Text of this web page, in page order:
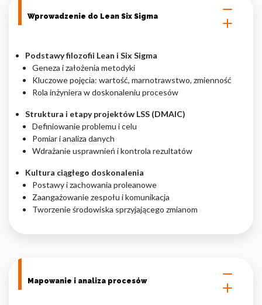
Wprowadzenie do Lean Six Sigma
Podstawy filozofii Lean i Six Sigma
Geneza i założenia metodyki
Kluczowe pojęcia: wartość, marnotrawstwo, zmienność
Rola inżyniera w doskonaleniu procesów
Struktura i etapy projektów LSS (DMAIC)
Definiowanie problemu i celu
Pomiar i analiza danych
Wdrażanie usprawnień i kontrola rezultatów
Kultura ciągłego doskonalenia
Postawy i zachowania proleanowe
Zaangażowanie zespołu i komunikacja
Tworzenie środowiska sprzyjającego zmianom
Mapowanie i analiza procesów
Nieklasyfikowane pliki cookie, to pliki, które są w procesie
klasyfikowania, wraz z dostawcami poszczególnych ciasteczek.
Odrzuć
Zapisz moje preferencje
Akceptuj wszystko